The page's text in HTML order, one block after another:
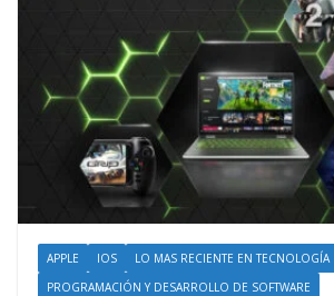
APPLE IOS
LO MAS RECIENTE EN TECNOLOGÍA
PROGRAMACIÓN Y DESARROLLO DE SOFTWARE